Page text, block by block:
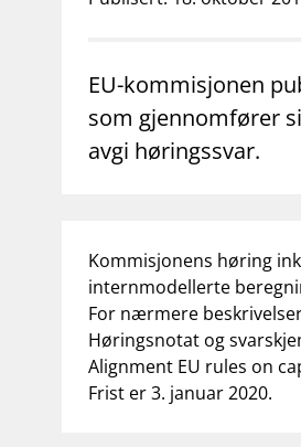
Forbrukerinformasjon
EU-kommisjonen
som gjennomfører
avgi høringssvar.
Kommisjonens høring
internmodellerte
For nærmere
Høringsnotat og
Alignment EU rules on
Frist er 3. januar 2020.